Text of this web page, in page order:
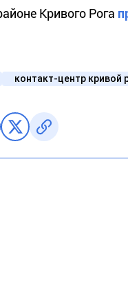
Кривого Рога
контакт-центр кривой